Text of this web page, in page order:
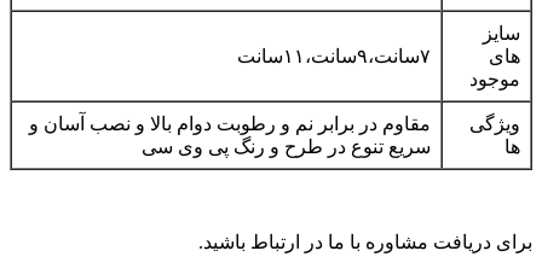
سایز
های
موجود
۷سانت،۹سانت،۱۱سانت
ویژگی
ها
مقاوم در برابر نم و رطوبت دوام بالا و نصب آسان و
سریع تنوع در طرح و رنگ پی وی سی
برای دریافت مشاوره با ما در ارتباط باشید.